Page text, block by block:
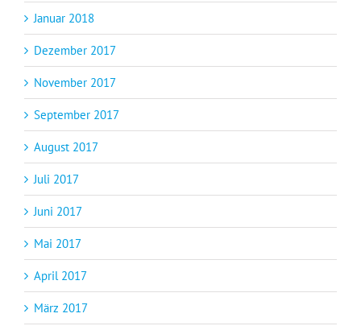
Januar 2018
Dezember 2017
November 2017
September 2017
August 2017
Juli 2017
Juni 2017
Mai 2017
April 2017
März 2017